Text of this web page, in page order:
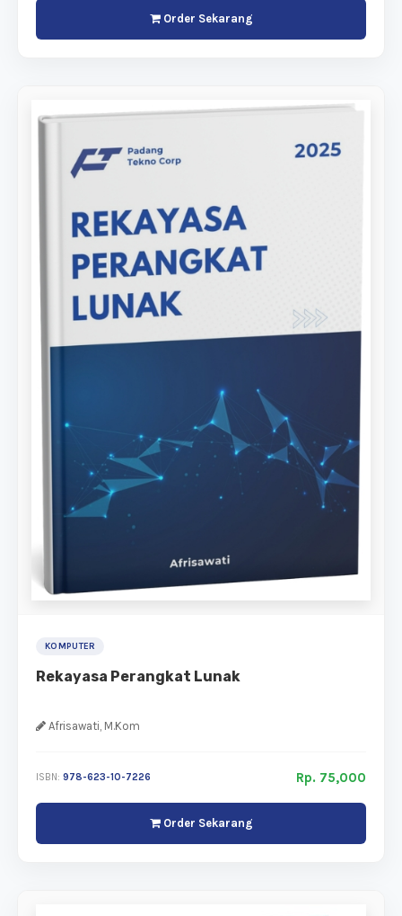
Order Sekarang
KOMPUTER
Rekayasa Perangkat Lunak
Afrisawati, M.Kom
ISBN: 978-623-10-7226 Rp. 75,000
Order Sekarang